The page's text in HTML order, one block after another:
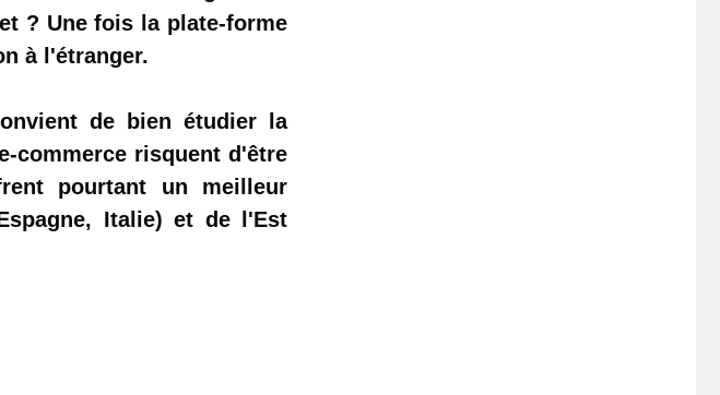
? Une fois la plate-forme
à l'étranger.
de
bien étudier la
commerce risquent d'être
pourtant un meilleur
Italie) et de l'Est